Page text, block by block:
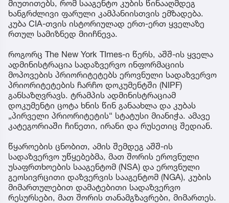
მიუთითებს, რომ სააგენტო კუბის წინააღმდეგ
ხანგრძლივი ფარული კამპანიისთვის ემზადება.
კუბა CIA-თვის ისტორიულად ერთ-ერთ ყველაზე
რთულ სამიზნედ მიიჩნევა.
როგორც The New York TImes-ი წერს, აშშ-ის ყველა
ადმინისტრაცია სადაზვერვო ინფორმაციის
მოპოვების პრიორიტეტებს ეროვნული სადაზვერვო
პრიორიტეტების ჩარჩო დოკუმენტში (NIPF)
განსაზღვრავს. ტრამპის ადმინისტრაციამ
დოკუმენტი ცოტა ხნის წინ განაახლა და კუბას
„პირველი პრიორიტეტის“ სტატუსი მიანიჭა. ამავე
კატეგორიაში ჩინეთი, ირანი და რუსეთიც შედიან.
წყაროების ცნობით, ამის შემდეგ აშშ-ის
სადაზვერვო უწყებებმა, მათ შორის ეროვნული
უსაფრთხოების სააგენტომ (NSA) და ეროვნული
გეოსივრცითი დაზვერვის სააგენტომ (NGA), კუბის
მიმართულებით დამატებითი სადაზვერვო
რესურსები, მათ შორის თანამგზავრები, მიმართეს.